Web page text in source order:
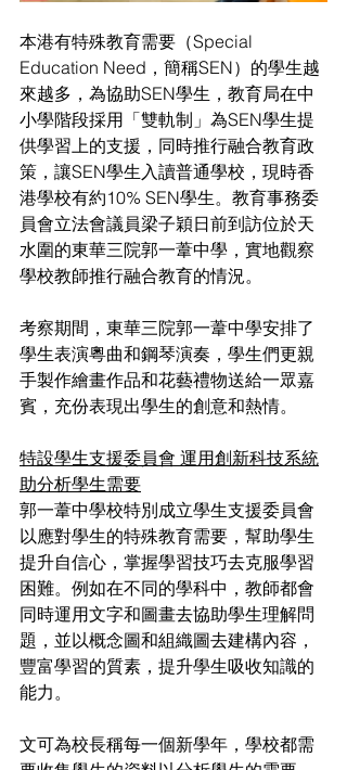
本港有特殊教育需要（Special
Education Need，簡稱SEN）的學生越
來越多，為協助SEN學生，教育局在中
小學階段採用「雙軌制」為SEN學生提
供學習上的支援，同時推行融合教育政
策，讓SEN學生入讀普通學校，現時香
港學校有約10% SEN學生。教育事務委
員會立法會議員梁子穎日前到訪位於天
水圍的東華三院郭一葦中學，實地觀察
學校教師推行融合教育的情況。
考察期間，東華三院郭一葦中學安排了
學生表演粵曲和鋼琴演奏，學生們更親
手製作繪畫作品和花藝禮物送給一眾嘉
賓，充份表現出學生的創意和熱情。
特設學生支援委員會 運用創新科技系統
助分析學生需要
郭一葦中學校特別成立學生支援委員會
以應對學生的特殊教育需要，幫助學生
提升自信心，掌握學習技巧去克服學習
困難。例如在不同的學科中，教師都會
同時運用文字和圖畫去協助學生理解問
題，並以概念圖和組織圖去建構內容，
豐富學習的質素，提升學生吸收知識的
能力。
文可為校長稱每一個新學年，學校都需